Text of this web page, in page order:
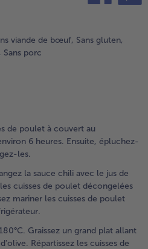
viande de bœuf, Sans gluten,
Sans porc
de poulet à couvert au
6 heures. Ensuite, épluchez-
les.
la sauce chili avec le jus de
cuisses de poulet décongelées
mariner les cuisses de poulet
Graissez un grand plat allant
Répartissez les cuisses de